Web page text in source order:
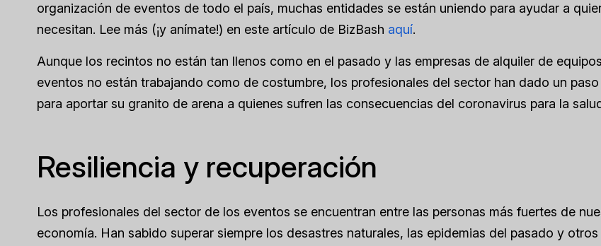
organización de eventos de todo el país, muchas entidades se están uniendo para ayudar a
necesitan. Lee más (¡y anímate!) en este artículo de BizBash aquí.
Aunque los recintos no están tan llenos como en el pasado y las empresas de alquiler de
eventos no están trabajando como de costumbre, los profesionales del sector han dado un
para aportar su granito de arena a quienes sufren las consecuencias del coronavirus para la
Resiliencia y recuperación
Los profesionales del sector de los eventos se encuentran entre las personas más fuertes de
economía. Han sabido superar siempre los desastres naturales, las epidemias del pasado y